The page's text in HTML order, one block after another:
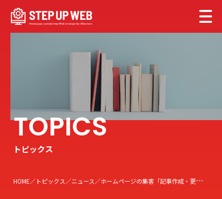
トピックス
HOME トピックス ニュース ホームページの集客「記事作成・更新代行サービス STEP UP POST」